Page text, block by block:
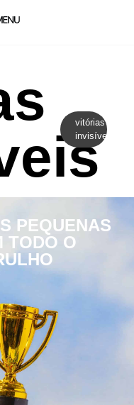
vitórias
invisíveis
PEQUENAS
TODO O